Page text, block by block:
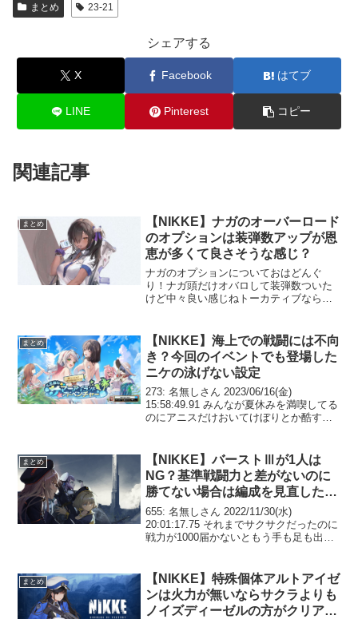
まとめ 23-21
シェアする
X Facebook はてブ
LINE Pinterest コピー
関連記事
まとめ
【NIKKE】ナガのオーバーロード
のオプションは装弾数アップが恩
恵が多くて良さそうな感じ？
ナガのオプションについておはどんぐ
り！ナガ頭だけオバロして装弾数ついた
けど中々良い感じねトーカティブなら広
いいいいいいいいいいいい??????
#NIKKE pic.t...
まとめ
【NIKKE】海上での戦闘には不向
き？今回のイベントでも登場した
ニケの泳げない設定
273: 名無しさん 2023/06/16(金)
15:58:49.91 みんなが夏休みを満喫してる
のにアニスだけおいてけぼりとか酷すぎ
まとめ
【NIKKE】バーストⅢが1人は
NG？基準戦闘力と差がないのに
勝てない場合は編成を見直した方
がいい
655: 名無しさん 2022/11/30(水)
20:01:17.75 それまでサクサクだったのに
戦力が1000届かないともう手も足も出な
まとめ
【NIKKE】特殊個体アルトアイゼ
ンは火力が無いならサクラよりも
ノイズディーゼルの方がクリアで